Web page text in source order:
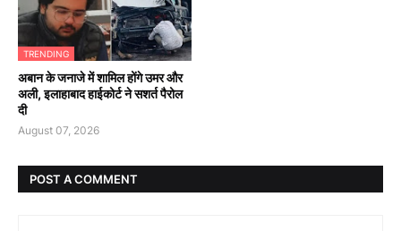
TRENDING
अबान के जनाजे में शामिल होंगे उमर और
अली, इलाहाबाद हाईकोर्ट ने सशर्त पैरोल
दी
August 07, 2026
POST A COMMENT